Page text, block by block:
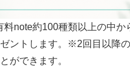
料note約100種類以上の中か
ントします。※2回目以降
ができます。